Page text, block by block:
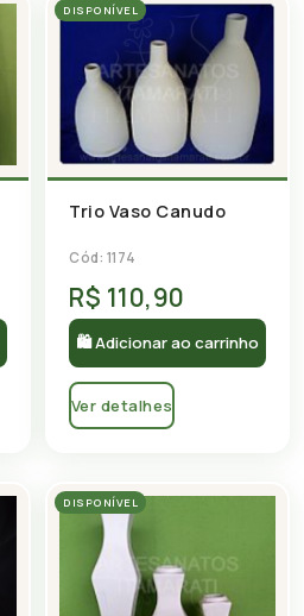
DISPONÍVEL
Trio Vaso Canudo
Cód: 1174
R$ 110,90
🛍 Adicionar ao carrinho
Ver detalhes
DISPONÍVEL